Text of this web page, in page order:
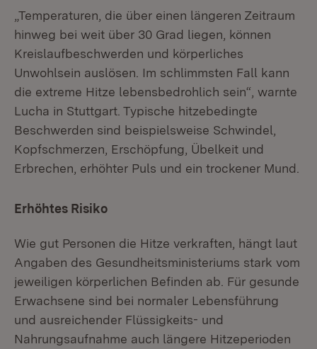
„Temperaturen, die über einen längeren Zeitraum
hinweg bei weit über 30 Grad liegen, können
Kreislaufbeschwerden und körperliches
Unwohlsein auslösen. Im schlimmsten Fall kann
die extreme Hitze lebensbedrohlich sein“, warnte
Lucha in Stuttgart. Typische hitzebedingte
Beschwerden sind beispielsweise Schwindel,
Kopfschmerzen, Erschöpfung, Übelkeit und
Erbrechen, erhöhter Puls und ein trockener Mund.
Erhöhtes Risiko
Wie gut Personen die Hitze verkraften, hängt laut
Angaben des Gesundheitsministeriums stark vom
jeweiligen körperlichen Befinden ab. Für gesunde
Erwachsene sind bei normaler Lebensführung
und ausreichender Flüssigkeits- und
Nahrungsaufnahme auch längere Hitzeperioden